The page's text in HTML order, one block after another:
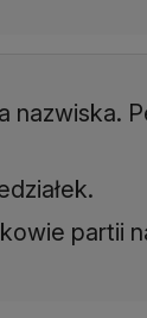
nazwiska.
partii